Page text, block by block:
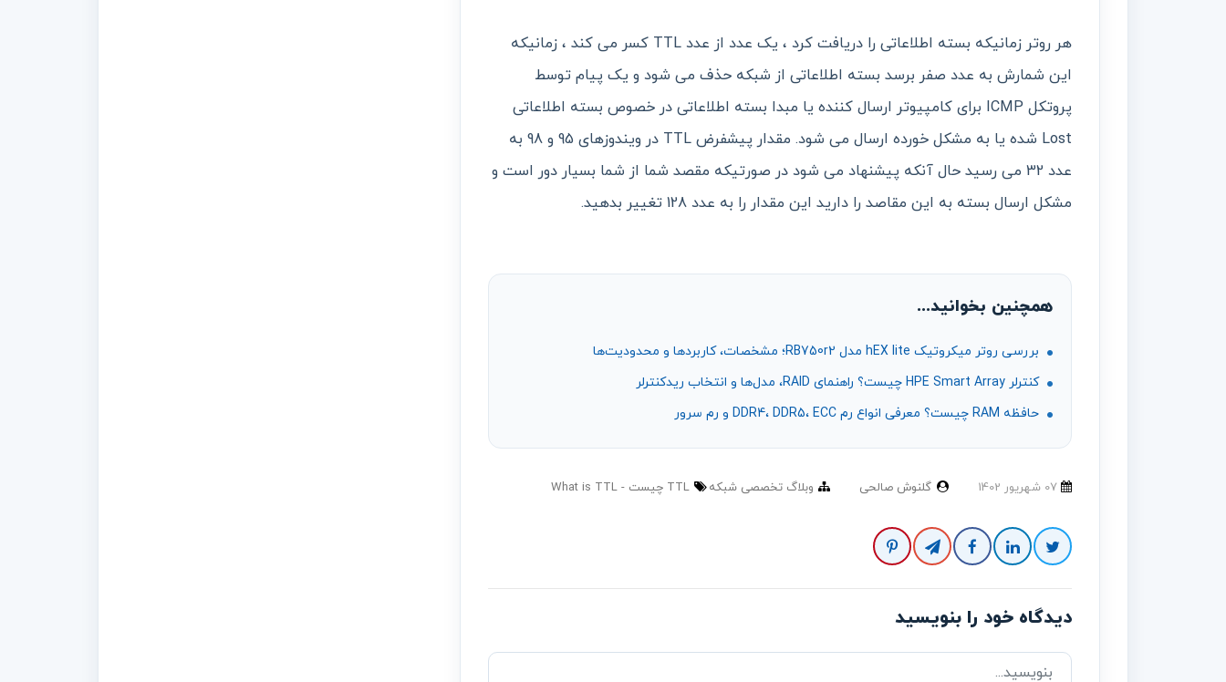
هر روتر زمانیکه بسته اطلاعاتی را دریافت کرد ، یک عدد از عدد TTL کسر می کند ، زمانیکه
این شمارش به عدد صفر برسد بسته اطلاعاتی از شبکه حذف می شود و یک پیام توسط
پروتکل ICMP برای کامپیوتر ارسال کننده یا مبدا بسته اطلاعاتی در خصوص بسته اطلاعاتی
Lost شده یا به مشکل خورده ارسال می شود. مقدار پیشفرض TTL در ویندوزهای 95 و 98 به
عدد 32 می رسید حال آنکه پیشنهاد می شود در صورتیکه مقصد شما از شما بسیار دور است و
مشکل ارسال بسته به این مقاصد را دارید این مقدار را به عدد 128 تغییر بدهید.
همچنین بخوانید...
بررسی روتر میکروتیک hEX lite مدل RB750r2؛ مشخصات، کاربردها و محدودیت‌ها
کنترلر HPE Smart Array چیست؟ راهنمای RAID، مدل‌ها و انتخاب ریدکنترلر
حافظه RAM چیست؟ معرفی انواع رم DDR4، DDR5، ECC و رم سرور
گلنوش صالحی وبلاگ تخصصی شبکه TTL چیست What is TTL
دیدگاه خود را بنویسید